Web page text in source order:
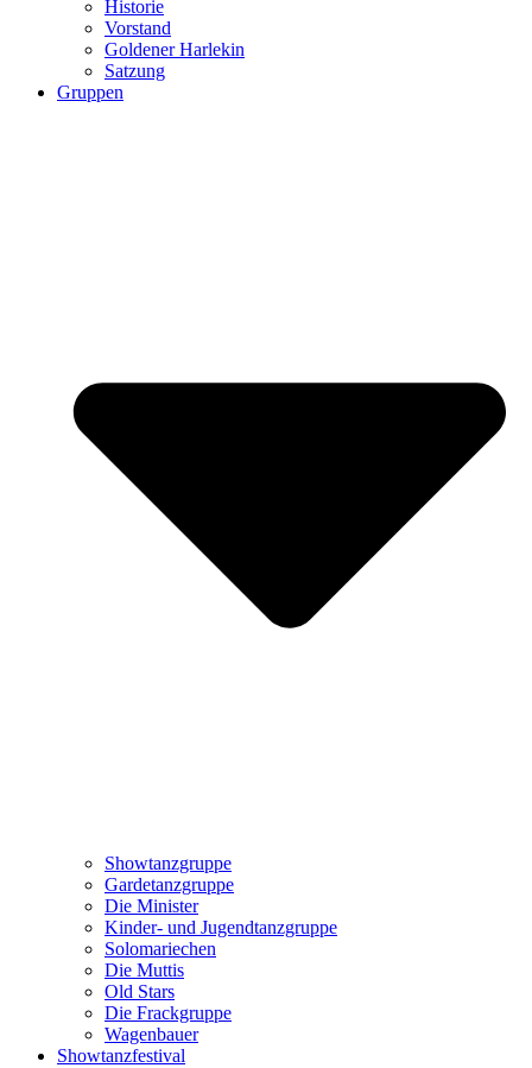
Historie
Vorstand
Goldener Harlekin
Satzung
Gruppen
Showtanzgruppe
Gardetanzgruppe
Die Minister
Kinder- und Jugendtanzgruppe
Solomariechen
Die Muttis
Old Stars
Die Frackgruppe
Wagenbauer
Showtanzfestival